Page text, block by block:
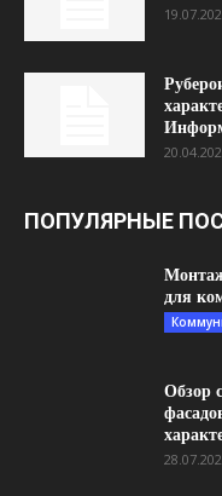
ПОПУЛЯРНЫЕ
для
Обзор